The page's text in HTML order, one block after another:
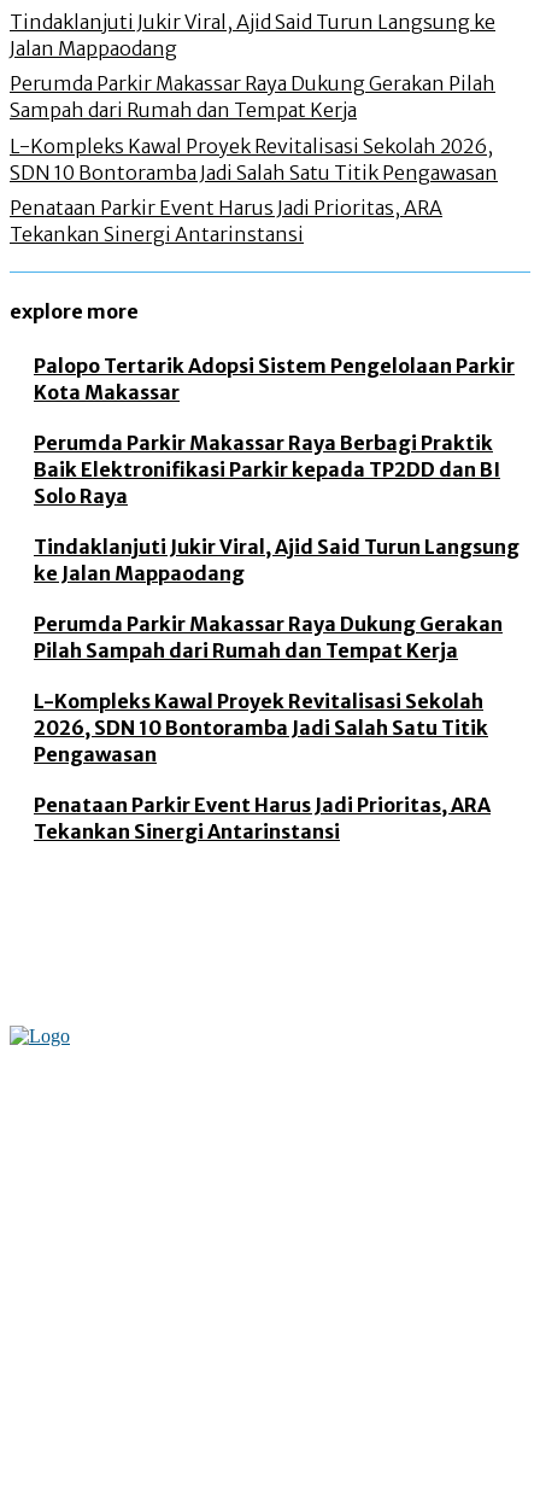
Tindaklanjuti Jukir Viral, Ajid Said Turun Langsung ke
Jalan Mappaodang
Perumda Parkir Makassar Raya Dukung Gerakan Pilah
Sampah dari Rumah dan Tempat Kerja
L-Kompleks Kawal Proyek Revitalisasi Sekolah 2026,
SDN 10 Bontoramba Jadi Salah Satu Titik Pengawasan
Penataan Parkir Event Harus Jadi Prioritas, ARA
Tekankan Sinergi Antarinstansi
explore more
Palopo Tertarik Adopsi Sistem Pengelolaan Parkir
Kota Makassar
Perumda Parkir Makassar Raya Berbagi Praktik
Baik Elektronifikasi Parkir kepada TP2DD dan BI
Solo Raya
Tindaklanjuti Jukir Viral, Ajid Said Turun Langsung
ke Jalan Mappaodang
Perumda Parkir Makassar Raya Dukung Gerakan
Pilah Sampah dari Rumah dan Tempat Kerja
L-Kompleks Kawal Proyek Revitalisasi Sekolah
2026, SDN 10 Bontoramba Jadi Salah Satu Titik
Pengawasan
Penataan Parkir Event Harus Jadi Prioritas, ARA
Tekankan Sinergi Antarinstansi